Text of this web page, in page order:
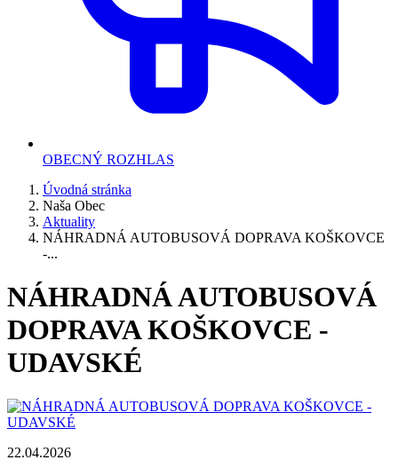
OBECNÝ ROZHLAS
Úvodná stránka
Naša Obec
Aktuality
NÁHRADNÁ AUTOBUSOVÁ DOPRAVA KOŠKOVCE
-...
NÁHRADNÁ AUTOBUSOVÁ
DOPRAVA KOŠKOVCE -
UDAVSKÉ
22.04.2026